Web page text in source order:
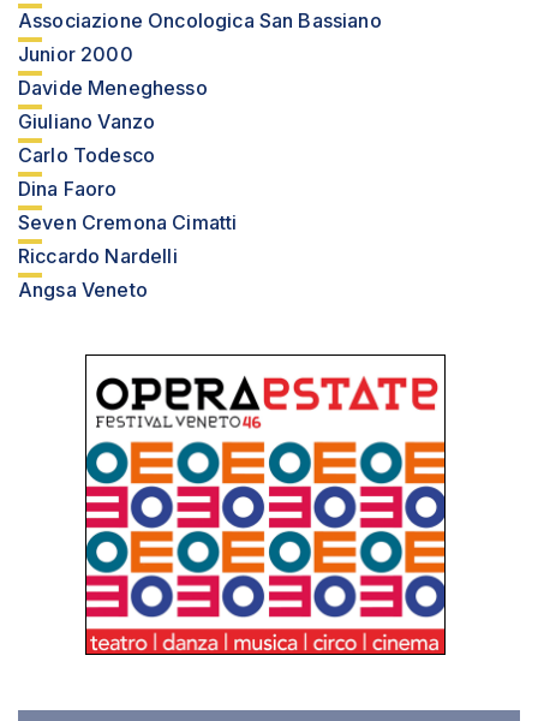
Associazione Oncologica San Bassiano
Junior 2000
Davide Meneghesso
Giuliano Vanzo
Carlo Todesco
Dina Faoro
Seven Cremona Cimatti
Riccardo Nardelli
Angsa Veneto